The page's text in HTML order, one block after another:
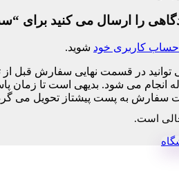
است.
را ارسال می کنید برای
حساب کاربری خود شوید.
سفارش به پست پیشتاز تحویل می